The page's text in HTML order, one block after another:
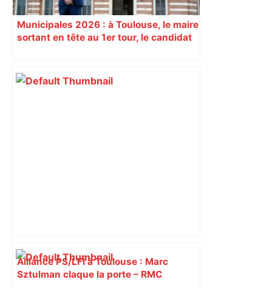
Municipales 2026 : à Toulouse, le maire
sortant en tête au 1er tour, le candidat
Alliance PS/LFI à Toulouse : Marc
Sztulman claque la porte – RMC